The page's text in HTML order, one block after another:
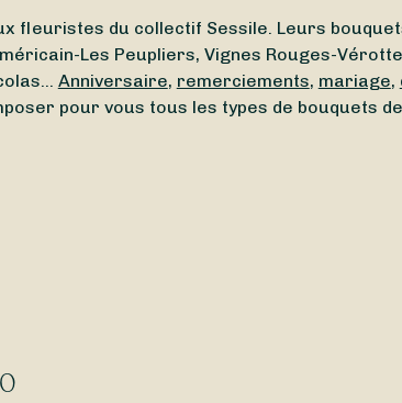
du collectif Sessile. Leurs
Les Peupliers, Vignes Rouges-
Anniversaire, remerciements, mariage,
pour vous tous les types de bouquets
de vous. Que vous cherchiez un
le